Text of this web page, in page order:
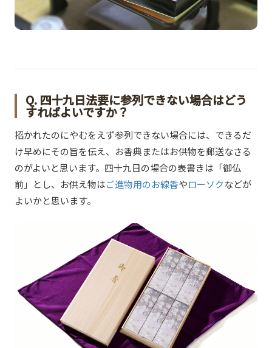
Q. 四十九日法要に参列できない場合はどう
すればよいですか？
招かれたのにやむをえず参列できない場合には、できるだ
け早めにその旨を伝え、お香典またはお供物を郵送なさる
のがよいと思います。四十九日の場合の表書きは「御仏
前」とし、お供え物はご進物用のお線香やローソクなどが
よいかと思います。